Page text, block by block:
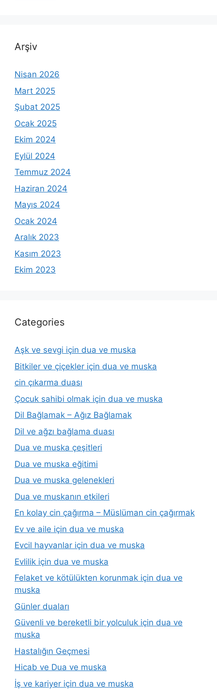
Arşiv
Nisan 2026
Mart 2025
Şubat 2025
Ocak 2025
Ekim 2024
Eylül 2024
Temmuz 2024
Haziran 2024
Mayıs 2024
Ocak 2024
Aralık 2023
Kasım 2023
Ekim 2023
Categories
Aşk ve sevgi için dua ve muska
Bitkiler ve çiçekler için dua ve muska
cin çıkarma duası
Çocuk sahibi olmak için dua ve muska
Dil Bağlamak – Ağız Bağlamak
Dil ve ağzı bağlama duası
Dua ve muska çeşitleri
Dua ve muska eğitimi
Dua ve muska gelenekleri
Dua ve muskanın etkileri
En kolay cin çağırma – Müslüman cin çağırmak
Ev ve aile için dua ve muska
Evcil hayvanlar için dua ve muska
Evlilik için dua ve muska
Felaket ve kötülükten korunmak için dua ve
muska
Günler duaları
Güvenli ve bereketli bir yolculuk için dua ve
muska
Hastalığın Geçmesi
Hicab ve Dua ve muska
İş ve kariyer için dua ve muska